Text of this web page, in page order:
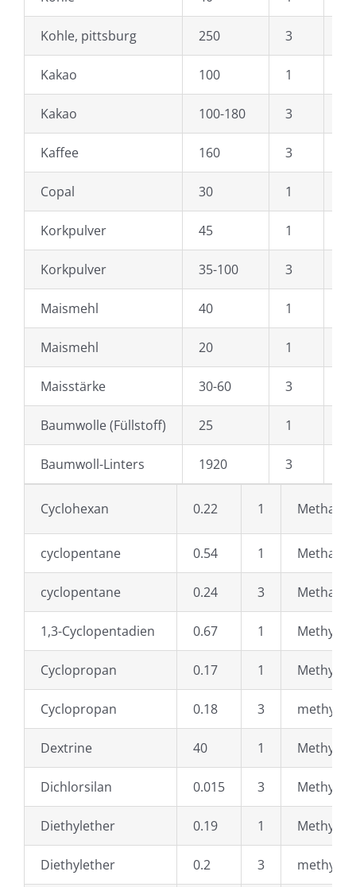
Kohle, pittsburg 250 3
Kakao 100 1
Kakao 100-180 3
Kaffee 160 3
Copal 30 1
Korkpulver 45 1
Korkpulver 35-100 3
Maismehl 40 1
Maismehl 20 1
Maisstärke 30-60 3
Baumwolle (Füllstoff) 25 1
Baumwoll-Linters 1920 3
Cyclohexan 0.22 1 Methan
cyclopentane 0.54 1 Methan
cyclopentane 0.24 3 Methanol
1,3-Cyclopentadien 0.67 1
Cyclopropan 0.17 1
Cyclopropan 0.18 3 methylal
Dextrine 40 1
Dichlorsilan 0.015 3
Diethylether 0.19 1
Diethylether 0.2 3